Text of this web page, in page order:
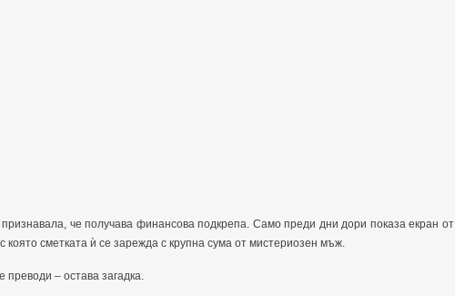
че получава финансова подкрепа. Само преди дни дори показа екран от
която сметката ѝ се зарежда с крупна сума от мистериозен мъж.
преводи – остава загадка.